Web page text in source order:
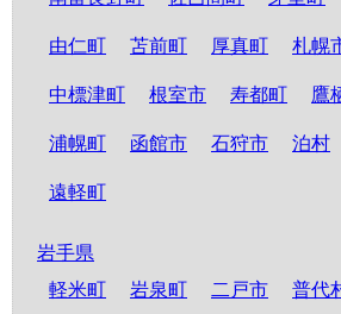
由仁町 苫前町 厚真町 札幌
中標津町 根室市 寿都町 鷹
浦幌町 函館市 石狩市 泊村
遠軽町
岩手県
軽米町
岩泉町 二戸市 普代